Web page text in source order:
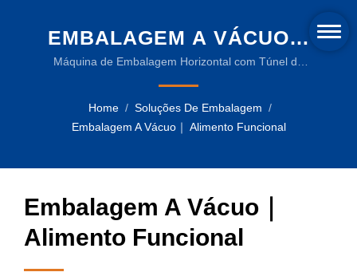
EMBALAGEM A VÁCUO｜
ALIMENTO FUNCIONAL |
MÁQUINAS DE
ENCOLHIMENTO
SUSTENTÁVEIS
Máquina de Embalagem Horizontal com Túnel de
Funcionais | Máquinas de embalagem confiáveis
para a indústria de bebidas
Home / Soluções De Embalagem /
Embalagem A Vácuo｜ Alimento Funcional
Embalagem A Vácuo｜
Alimento Funcional